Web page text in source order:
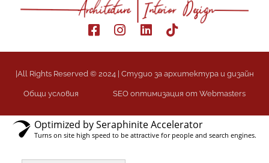
|All Rights Reserved © 2024 | Студио за архитектура и дизайн
Общи условия SEO оптимизация от Webmasters
Optimized by Seraphinite Accelerator
Turns on site high speed to be attractive for people and search engines.